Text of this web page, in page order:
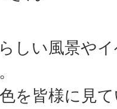
しい風景や
を皆様に見